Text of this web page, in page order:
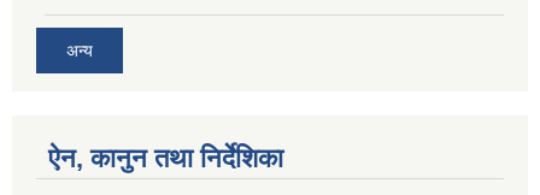
अन्य
ऐन, कानुन तथा निर्देशिका